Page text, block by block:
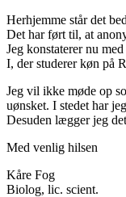
Herhjemme står det
Det har ført til, at
Jeg konstaterer nu
I, der studerer køn på
Jeg vil ikke møde op
uønsket. I stedet har
Desuden lægger jeg
Med venlig hilsen
Kåre Fog
Biolog, lic. scient.